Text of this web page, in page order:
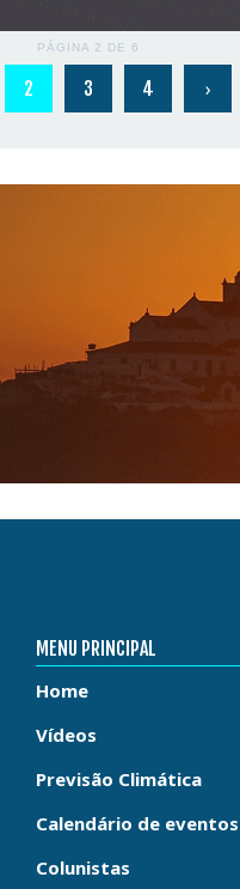
PÁGINA 2 DE 6
2 3 4 ›
MENU PRINCIPAL
Home
Vídeos
Previsão Climática
Calendário de eventos
Colunistas